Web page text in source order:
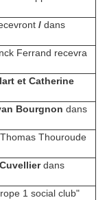
/ dans
Ferrand recevra
et Catherine
Bourgnon dans
Thouroude
dans
1 social club"